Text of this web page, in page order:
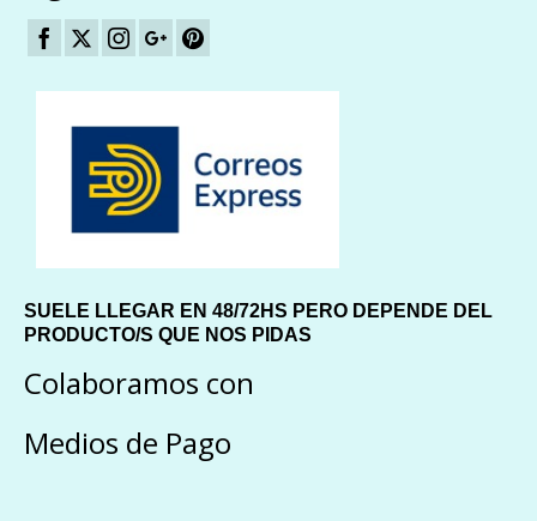
SUELE LLEGAR EN 48/72HS PERO DEPENDE DEL
PRODUCTO/S QUE NOS PIDAS
Colaboramos con
Medios de Pago